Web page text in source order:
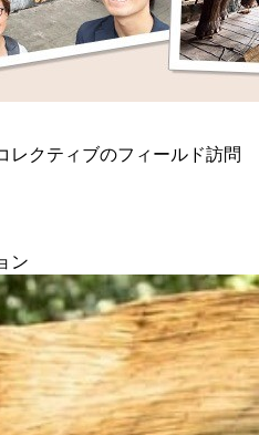
レクティブのフィールド訪問
ン